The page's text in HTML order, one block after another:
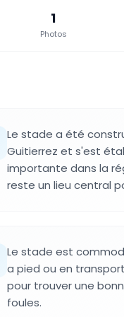
1
Photos
Le stade a été
Guitierrez et s'est
importante dans la
reste un lieu central
Le stade est
a pied ou en
pour trouver une
foules.